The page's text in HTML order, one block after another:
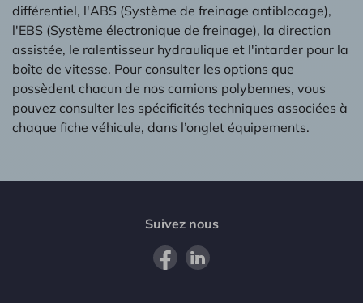
différentiel, l'ABS (Système de freinage antiblocage),
l'EBS (Système électronique de freinage), la direction
assistée, le ralentisseur hydraulique et l'intarder pour la
boîte de vitesse. Pour consulter les options que
possèdent chacun de nos camions polybennes, vous
pouvez consulter les spécificités techniques associées à
chaque fiche véhicule, dans l’onglet équipements.
Suivez nous